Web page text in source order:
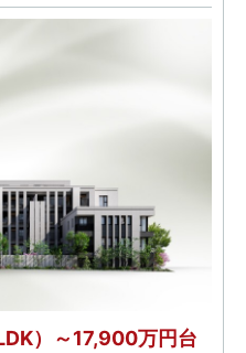
）～17,900万円台